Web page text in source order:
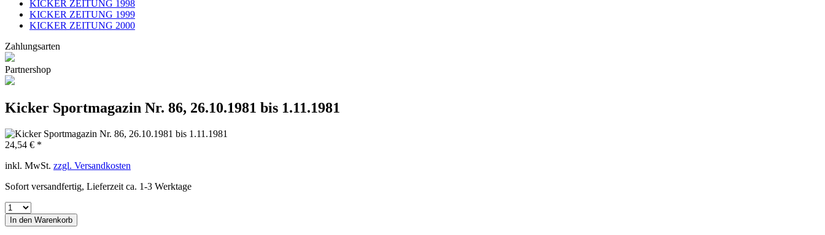
KICKER ZEITUNG 1998
KICKER ZEITUNG 1999
KICKER ZEITUNG 2000
Zahlungsarten
Partnershop
Kicker Sportmagazin Nr. 86, 26.10.1981 bis 1.11.1981
24,54 € *
inkl. MwSt. zzgl. Versandkosten
Sofort versandfertig, Lieferzeit ca. 1-3 Werktage
In den Warenkorb